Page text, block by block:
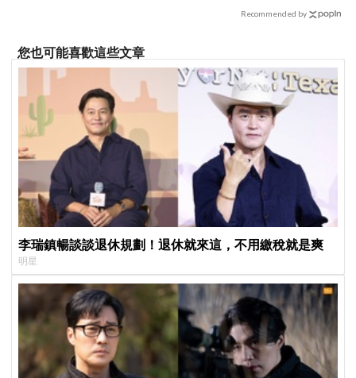
Recommended by
您也可能喜歡這些文章
李瑞鎮暢談談退休規劃！退休就來這，不用繳稅就是爽
明星